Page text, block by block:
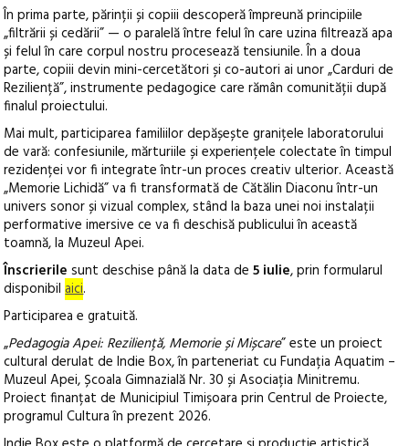
În prima parte, părinții și copiii descoperă împreună principiile
„filtrării și cedării” — o paralelă între felul în care uzina filtrează apa
și felul în care corpul nostru procesează tensiunile. În a doua
parte, copiii devin mini-cercetători și co-autori ai unor „Carduri de
Reziliență”, instrumente pedagogice care rămân comunității după
finalul proiectului.
Mai mult, participarea familiilor depășește granițele laboratorului
de vară: confesiunile, mărturiile și experiențele colectate în timpul
rezidenței vor fi integrate într-un proces creativ ulterior. Această
„Memorie Lichidă” va fi transformată de Cătălin Diaconu într-un
univers sonor și vizual complex, stând la baza unei noi instalații
performative imersive ce va fi deschisă publicului în această
toamnă, la Muzeul Apei.
Înscrierile sunt deschise până la data de5 iulie, prin formularul
disponibilaici.
Participarea e gratuită.
„Pedagogia Apei: Reziliență, Memorie și Mișcare” este un proiect
cultural derulat de Indie Box, în parteneriat cu Fundația Aquatim –
Muzeul Apei, Școala Gimnazială Nr. 30 și Asociația Minitremu.
Proiect finanțat de Municipiul Timișoara prin Centrul de Proiecte,
programul Cultura în prezent 2026.